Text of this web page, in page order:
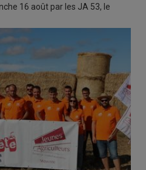
16 août par les JA 53, le